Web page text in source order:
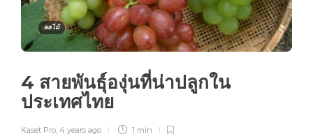
ผลไม้
4 สายพันธุ์องุ่นที่น่าปลูกใน
ประเทศไทย
Kaset Pro 4 years ago 1 min